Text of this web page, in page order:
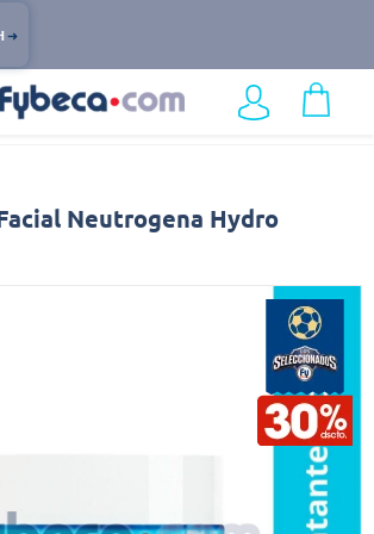
Hidratante
Neutrogena Hydro